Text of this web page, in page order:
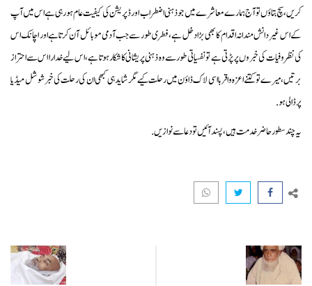
کریں،سچ بتاؤں تو آج ہمارے معاشرے میں جو ذہنی اضطراب اور ڈپریشن کی کیفیت عام ہورہی ہے اس میں آپ
کے اس غیر دانش مندانہ اقدام کا بھی بڑا دخل ہے، فطری طور سے جب آدمی موبائل آن کرتا ہے اور اچانک اس
کی نظر وفیات کی خبروں پر پڑتی ہے تو نفسیاتی طور سے وہ ذہنی پریشانی کا شکار ہوتا ہے، اس لیے خدا را اس سے احتراز
برتیں،میرے تو کتنے اعزہ واقربا اسی لاک ڈاؤن میں رحلت کیے مگر شاید ہی کبھی ان کی رحلت کی خبر شوشل میڈیا
پر ڈالی ہو.
یہ چند سطور حاضر خدمت ہیں، پسند آئیں تو دعا سے نوازیں.